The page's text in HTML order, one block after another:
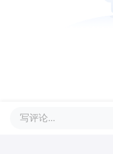
商业策划
写评论...